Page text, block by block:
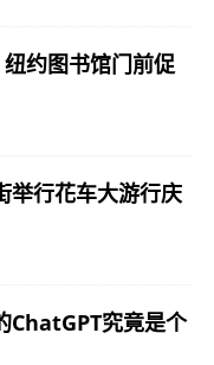
约图书馆门前促
举行花车大游行庆
ChatGPT究竟是个